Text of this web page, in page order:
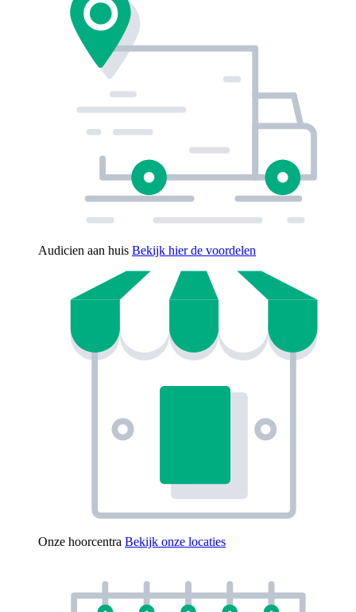
Audicien aan huis Bekijk hier de voordelen
Onze hoorcentra Bekijk onze locaties